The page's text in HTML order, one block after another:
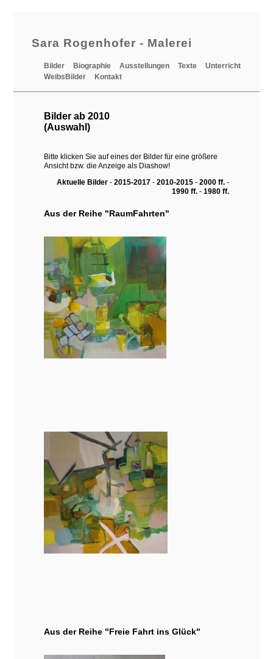
Sara Rogenhofer - Malerei
Bilder Biographie Ausstellungen Texte
Unterricht
WeibsBilder
Kontakt
Bilder ab 2010
(Auswahl)
Bitte klicken Sie auf eines der Bilder für eine größere
Ansicht bzw. die Anzeige als Diashow!
Aktuelle Bilder- 2015-2017- 2010-2015- 2000 ff.-
1990 ff.- 1980 ff.
Aus der Reihe "RaumFahrten"
Aus der Reihe "Freie Fahrt ins Glück"